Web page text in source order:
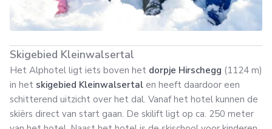
Skigebied Kleinwalsertal
Het Alphotel ligt iets boven het dorpje Hirschegg (1124 m)
in het skigebied Kleinwalsertal en heeft daardoor een
schitterend uitzicht over het dal. Vanaf het hotel kunnen de
skiërs direct van start gaan. De skilift ligt op ca. 250 meter